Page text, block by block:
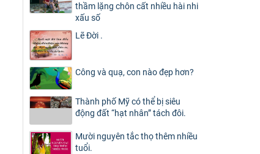
thầm lặng chôn cất nhiều hài nhi
xấu số
Lẽ Đời .
Công và quạ, con nào đẹp hơn?
Thành phố Mỹ có thể bị siêu
động đất “hạt nhân” tách đôi.
Mười nguyên tắc thọ thêm nhiều
tuổi.